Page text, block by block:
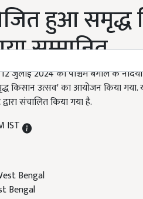
हुआ समृद्ध
सम्मानित
जुलाई 2024 को पश्चिम बंगाल के
उत्सव' का आयोजन किया गया. यह
संचालित किया गया है.
IST
Bengal